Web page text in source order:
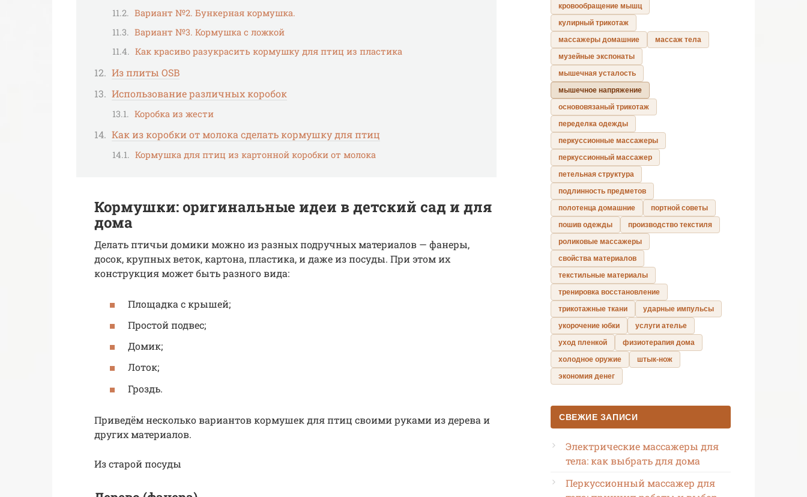
Вариант №2. Бункерная кормушка.
Вариант №3. Кормушка с ложкой
Как красиво разукрасить кормушку для птиц из пластика
Из плиты OSB
Использование различных коробок
Коробка из жести
Как из коробки от молока сделать кормушку для птиц
Кормушка для птиц из картонной коробки от молока
Кормушки: оригинальные идеи в детский сад и для
дома
Делать птичьи домики можно из разных подручных материалов — фанеры,
досок, крупных веток, картона, пластика, и даже из посуды. При этом их
конструкция может быть разного вида:
Площадка с крышей;
Простой подвес;
Домик;
Лоток;
Гроздь.
Приведём несколько вариантов кормушек для птиц своими руками из дерева и
других материалов.
Из старой посуды
кровообращение мышц
кулирный трикотаж
массажеры домашние
массаж тела
музейные экспонаты
мышечная усталость
мышечное напряжение
основовязаный трикотаж
переделка одежды
перкуссионные массажеры
перкуссионный массажер
петельная структура
подлинность предметов
полотенца домашние
портной советы
пошив одежды
производство текстиля
роликовые массажеры
свойства материалов
текстильные материалы
тренировка восстановление
трикотажные ткани
ударные импульсы
укорочение юбки
услуги ателье
уход пленкой
физиотерапия дома
холодное оружие
штык-нож
экономия денег
СВЕЖИЕ ЗАПИСИ
Электрические массажеры для
тела: как выбрать для дома
Перкуссионный массажер для